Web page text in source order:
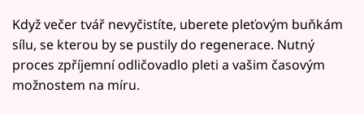
Přihlášení
Když večer tvář nevyčistíte, uberete pleťovým buňkám
sílu, se kterou by se pustily do regenerace. Nutný
proces zpříjemní odličovadlo pleti a vašim časovým
možnostem na míru.